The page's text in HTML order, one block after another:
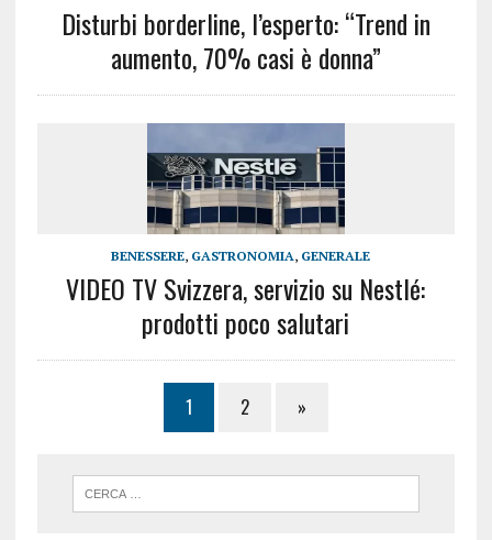
Disturbi borderline, l’esperto: “Trend in
aumento, 70% casi è donna”
BENESSERE, GASTRONOMIA, GENERALE
VIDEO TV Svizzera, servizio su Nestlé:
prodotti poco salutari
1 2 »